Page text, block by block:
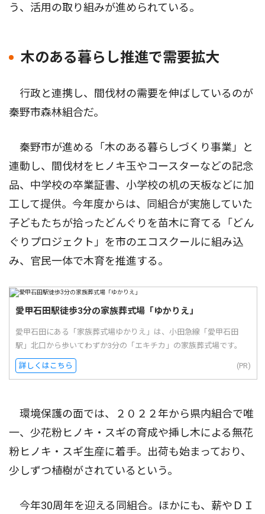
う、活用の取り組みが進められている。
木のある暮らし推進で需要拡大
行政と連携し、間伐材の需要を伸ばしているのが
秦野市森林組合だ。
秦野市が進める「木のある暮らしづくり事業」と
連動し、間伐材をヒノキ玉やコースターなどの記念
品、中学校の卒業証書、小学校の机の天板などに加
工して提供。今年度からは、同組合が実施していた
子どもたちが拾ったどんぐりを苗木に育てる「どん
ぐりプロジェクト」を市のエコスクールに組み込
み、官民一体で木育を推進する。
愛甲石田駅徒歩3分の家族葬式場「ゆかりえ」
愛甲石田にある「家族葬式場ゆかりえ」は、小田急線「愛甲石田
駅」北口から歩いてわずか3分の「エキチカ」の家族葬式場です。
詳しくはこちら (PR)
環境保護の面では、２０２２年から県内組合で唯
一、少花粉ヒノキ・スギの育成や挿し木による無花
粉ヒノキ・スギ生産に着手。出荷も始まっており、
少しずつ植樹がされているという。
今年30周年を迎える同組合。ほかにも、薪やＤＩ